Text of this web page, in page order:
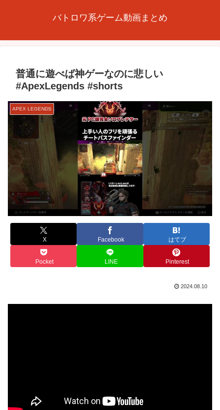
バトロワ系ゲーム動画まとめ
普通に遊べば神ゲーなのに悲しい
#ApexLegends #shorts
APEX LEGENDS
X Facebook はてブ
Pocket LINE Pinterest
2024.08.10